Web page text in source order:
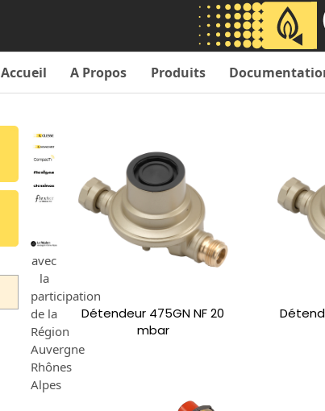
Accueil A Propos Produits
Détendeur 475GN NF 20
mbar
avec
la
participation
de la
Région
Auvergne
Rhônes
Alpes